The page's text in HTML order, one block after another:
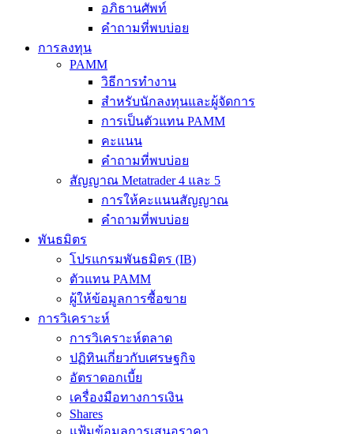
อภิธานศัพท์
คำถามที่พบบ่อย
การลงทุน
PAMM
วิธีการทำงาน
สำหรับนักลงทุนและผู้จัดการ
การเป็นตัวแทน PAMM
คะแนน
คำถามที่พบบ่อย
สัญญาณ Metatrader 4 และ 5
การให้คะแนนสัญญาณ
คำถามที่พบบ่อย
พันธมิตร
โปรแกรมพันธมิตร (IB)
ตัวแทน PAMM
ผู้ให้ข้อมูลการซื้อขาย
การวิเคราะห์
การวิเคราะห์ตลาด
ปฏิทินเกี่ยวกับเศรษฐกิจ
อัตราดอกเบี้ย
เครื่องมือทางการเงิน
Shares
แฟ้มข้อมูลการเสนอราคา